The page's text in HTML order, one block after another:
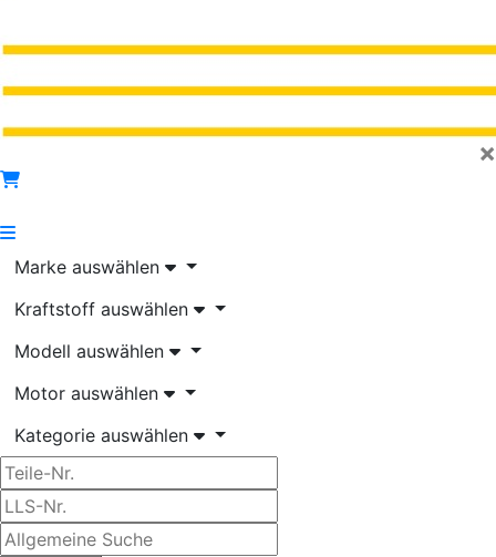
×
Marke auswählen
Kraftstoff auswählen
Modell auswählen
Motor auswählen
Kategorie auswählen